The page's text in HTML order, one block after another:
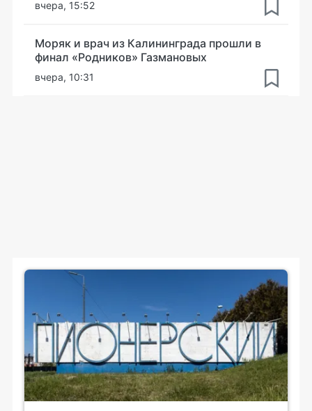
вчера, 15:52
Моряк и врач из Калининграда прошли в
финал «Родников» Газмановых
вчера, 10:31